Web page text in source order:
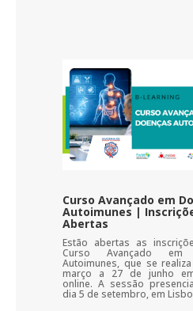
Curso Avançado em
Autoimunes |
Abertas
Estão abertas as
Curso Avançado em
Autoimunes, que se
março a 27 de junho
online. A sessão
dia 5 de setembro, em